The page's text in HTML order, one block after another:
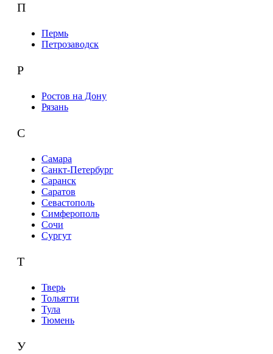
П
Пермь
Петрозаводск
Р
Ростов на Дону
Рязань
С
Самара
Санкт-Петербург
Саранск
Саратов
Севастополь
Симферополь
Сочи
Сургут
Т
Тверь
Тольятти
Тула
Тюмень
У